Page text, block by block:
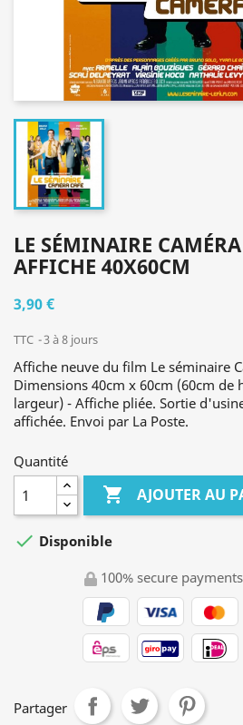
LE SÉMINAIRE
AFFICHE 40X60CM
3,90 €
TTC 3 à 8 jours
Affiche neuve du film Le séminaire
Dimensions 40cm x 60cm (60cm de
largeur) - Affiche pliée. Sortie
affichée. Envoi par La Poste.
Quantité
 AJOUTER AU
 Disponible
100% secure payments
Partager